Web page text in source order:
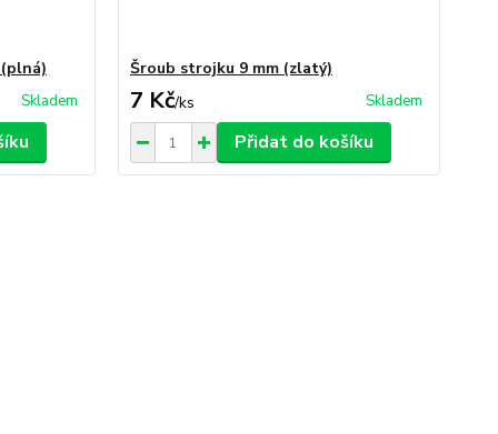
Skladem
Šroub strojku 9 mm (zlatý)
7 Kč/ks Skladem
Přidat do košíku